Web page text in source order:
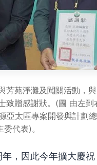
苑淨灘及闖關活動，
致贈感謝狀。(圖 由左到
亞太區專案開發與計劃
代表)。
，因此今年擴大慶